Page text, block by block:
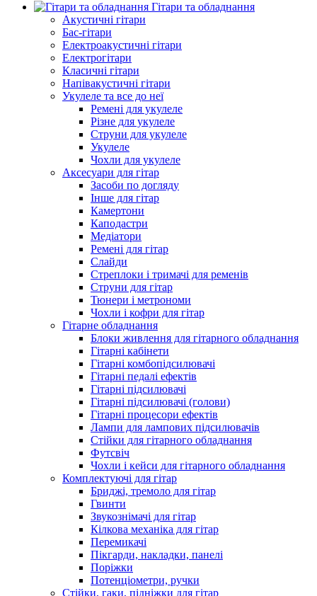
Гітари та обладнання
Акустичні гітари
Бас-гітари
Електроакустичні гітари
Електрогітари
Класичні гітари
Напівакустичні гітари
Укулеле та все до неї
Ремені для укулеле
Різне для укулеле
Струни для укулеле
Укулеле
Чохли для укулеле
Аксесуари для гітар
Засоби по догляду
Інше для гітар
Камертони
Каподастри
Медіатори
Ремені для гітар
Слайди
Стреплоки і тримачі для ременів
Струни для гітар
Тюнери і метрономи
Чохли і кофри для гітар
Гітарне обладнання
Блоки живлення для гітарного обладнання
Гітарні кабінети
Гітарні комбопідсилювачі
Гітарні педалі ефектів
Гітарні підсилювачі
Гітарні підсилювачі (голови)
Гітарні процесори ефектів
Лампи для лампових підсилювачів
Стійки для гітарного обладнання
Футсвіч
Чохли і кейси для гітарного обладнання
Комплектуючі для гітар
Бриджі, тремоло для гітар
Гвинти
Звукознімачі для гітар
Кілкова механіка для гітар
Перемикачі
Пікгарди, накладки, панелі
Поріжки
Потенціометри, ручки
Стійки, гаки, підніжки для гітар